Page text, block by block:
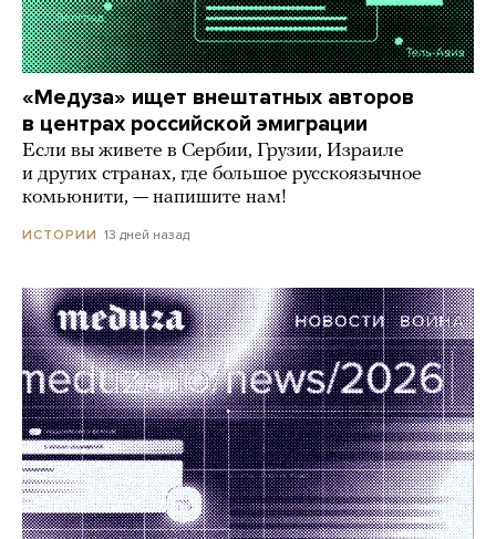
«Медуза» ищет внештатных авторов
в центрах российской эмиграции
Если вы живете в Сербии, Грузии, Израиле
и других странах, где большое русскоязычное
комьюнити, — напишите нам!
ИСТОРИИ 13 дней назад